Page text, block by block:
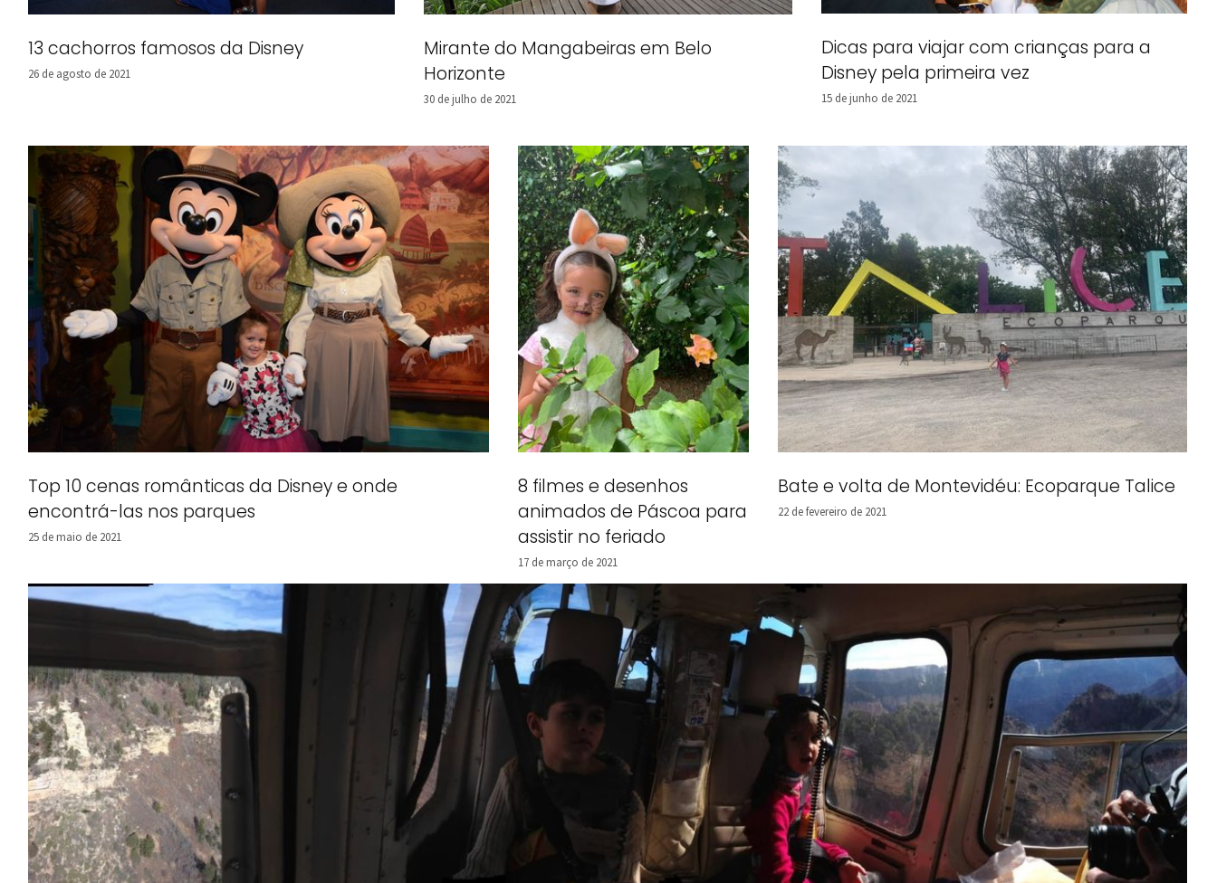
13 cachorros famosos da Disney
26 de agosto de 2021
Mirante do Mangabeiras em Belo
Horizonte
30 de julho de 2021
Dicas para viajar com crianças para a
Disney pela primeira vez
15 de junho de 2021
Top 10 cenas românticas da Disney e onde
encontrá-las nos parques
25 de maio de 2021
8 filmes e desenhos
animados de Páscoa para
assistir no feriado
17 de março de 2021
Bate e volta de Montevidéu: Ecoparque Talice
22 de fevereiro de 2021